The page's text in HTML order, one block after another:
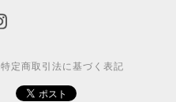
特定商取引法に基づく表記